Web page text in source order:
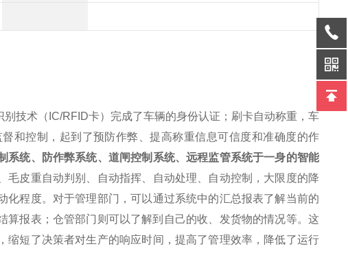
别技术（IC/RFID卡）完成了车辆的身份认证；刷卡自动称重，车
和控制，起到了预防作弊、提高称重信息可信度和准确度的作
统、防作弊系统、道闸控制系统、远程监管系统于一身的智能
皮重自动判别、自动指挥、自动处理、自动控制，大限度的降
程度。对于管理部门，可以通过系统中的汇总报表了解当前的
报表；仓管部门则可以了解到自己的收、发货物的情况等。这
短了决策者对生产的响应时间，提高了管理效率，降低了运行